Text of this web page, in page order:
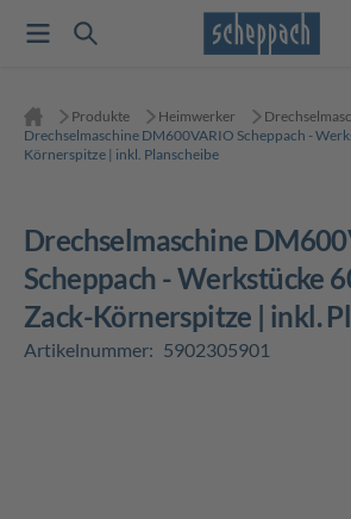
Produkte Heimwerker
Drechselmaschine DM600VARIO Scheppach -
Körnerspitze | inkl. Planscheibe
Drechselmaschine DM600VARIO
Scheppach - Werkstücke
Zack-Körnerspitze | inkl.
Artikelnummer: 5902305901